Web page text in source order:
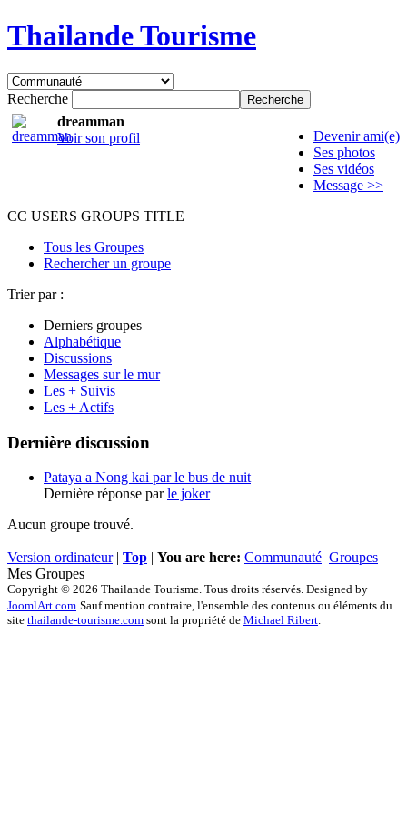
Thailande Tourisme
Recherche
dreamman
Voir son profil
Devenir ami(e)
Ses photos
Ses vidéos
Message >>
CC USERS GROUPS TITLE
Tous les Groupes
Rechercher un groupe
Trier par :
Derniers groupes
Alphabétique
Discussions
Messages sur le mur
Les + Suivis
Les + Actifs
Dernière discussion
Pataya a Nong kai par le bus de nuit
Dernière réponse parle joker
Aucun groupe trouvé.
Version ordinateur| Top | You are here: Communauté Groupes
Mes Groupes
Copyright © 2026 Thailande Tourisme. Tous droits réservés. Designed by
JoomlArt.com Sauf mention contraire, l'ensemble des contenus ou éléments du
site thailande-tourisme.com sont la propriété de Michael Ribert.